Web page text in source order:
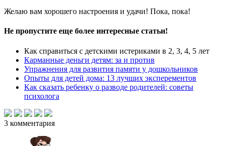
Желаю вам хорошего настроения и удачи! Пока, пока!
Не пропустите еще более интересные статьи!
Как справиться с детскими истериками в 2, 3, 4, 5 лет
Карманные деньги детям: за и против
Упражнения для развития памяти у дошкольников
Опыты для детей дома: 13 лучших эксперементов
Как сказать ребенку о разводе родителей: советы
психолога
3 комментария